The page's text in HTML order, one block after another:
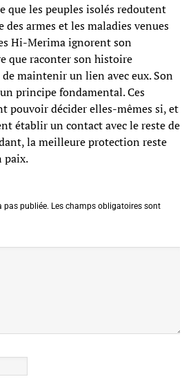
que les peuples isolés redoutent
armes et les maladies venues
Hi-Merima ignorent son
que raconter son histoire
maintenir un lien avec eux. Son
principe fondamental. Ces
pouvoir décider elles-mêmes si, et
établir un contact avec le reste de
la meilleure protection reste
paix.
pas publiée. Les champs obligatoires sont